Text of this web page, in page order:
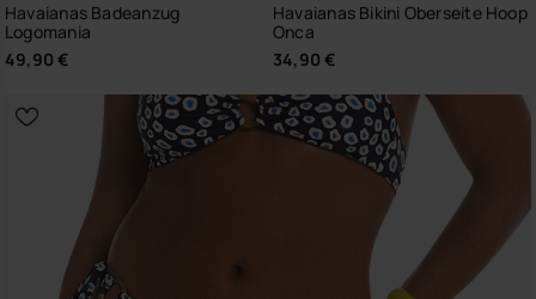
Havaianas Badeanzug
Logomania
49,90 €
Havaianas Bikini Oberseite Hoop
Onca
34,90 €